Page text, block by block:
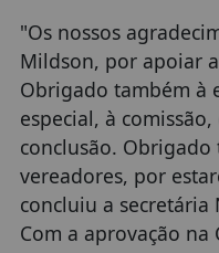
"Os nossos
Mildson, por apoiar
Obrigado também à
especial, à
conclusão.
vereadores, por
concluiu a secretária
Com a aprovação